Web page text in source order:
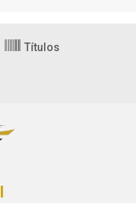
Títulos